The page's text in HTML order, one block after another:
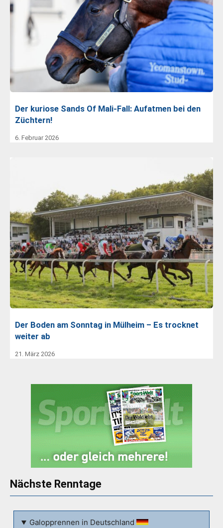
Der kuriose Sands Of Mali-Fall: Aufatmen bei den
Züchtern!
6. Februar 2026
Der Boden am Sonntag in Mülheim – Es trocknet
weiter ab
21. März 2026
Nächste Renntage
Galopprennen in Deutschland